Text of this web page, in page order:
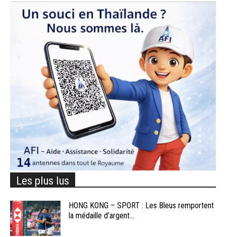
Les plus lus
HONG KONG – SPORT : Les Bleus remportent
la médaille d’argent...